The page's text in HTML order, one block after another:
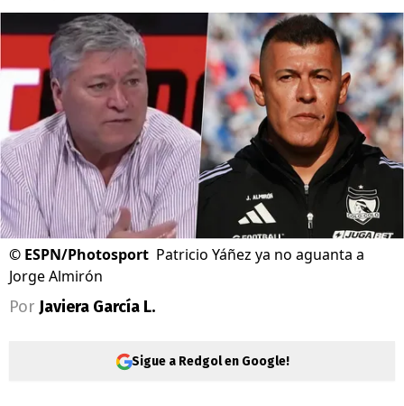
© ESPN/Photosport Patricio Yáñez ya no aguanta a
Jorge Almirón
Por Javiera García L.
Sigue a Redgol en Google!